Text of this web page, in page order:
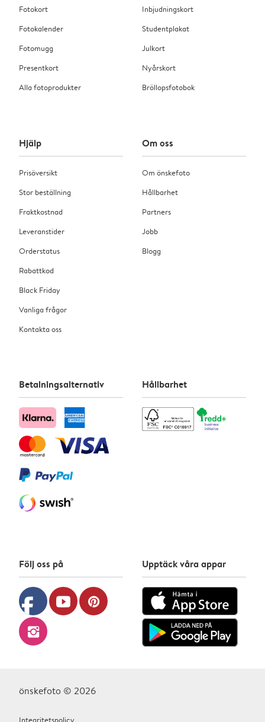
Fotokort
Fotokalender
Fotomugg
Presentkort
Alla fotoprodukter
Inbjudningskort
Studentplakat
Julkort
Nyårskort
Bröllopsfotobok
Hjälp
Prisöversikt
Stor beställning
Fraktkostnad
Leveranstider
Orderstatus
Rabattkod
Black Friday
Vanliga frågor
Kontakta oss
Om oss
Om önskefoto
Hållbarhet
Partners
Jobb
Blogg
Betalningsalternativ Hållbarhet
Följ oss på
facebook youtube pinterest
instagram
Upptäck våra appar
önskefoto © 2026
Integritetspolicy